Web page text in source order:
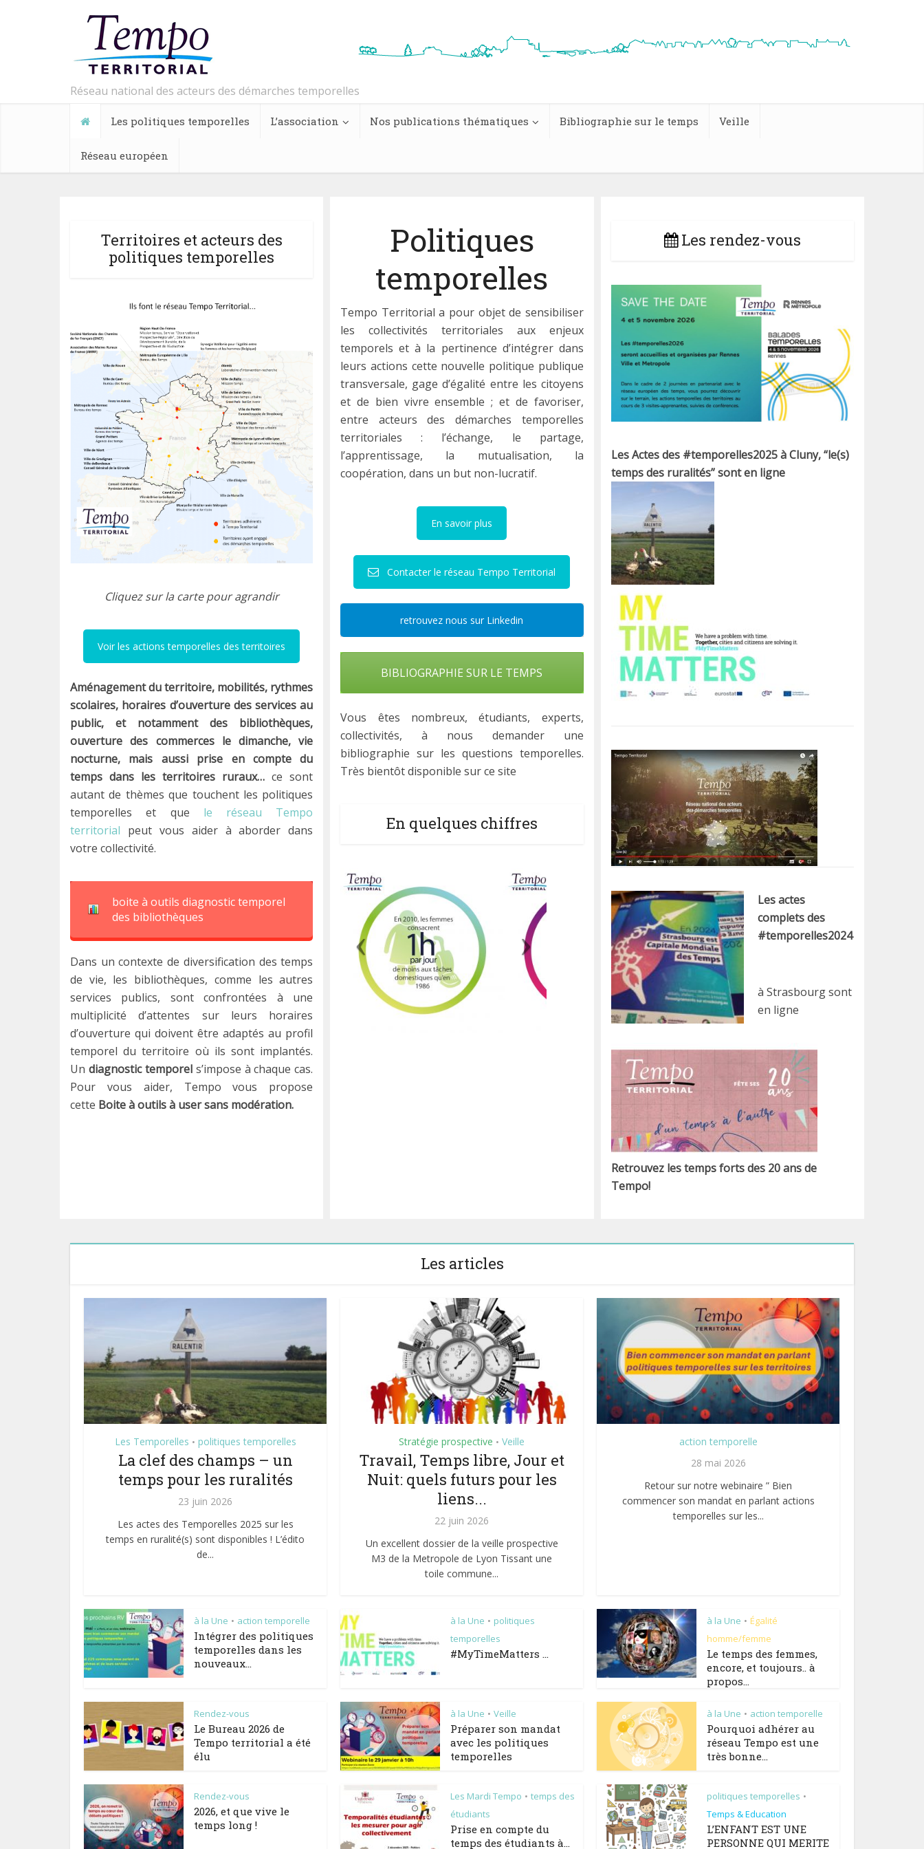
Réseau national des acteurs des démarches temporelles
Les politiques temporelles L’association Nos publications thématiques Bibliographie sur le temps Veille
Réseau européen
Territoires et acteurs des
politiques temporelles
Cliquez sur la carte pour agrandir
Voir les actions temporelles des territoires
Aménagement du territoire, mobilités, rythmes
scolaires, horaires d’ouverture des services au
public, et notamment des bibliothèques,
ouverture des commerces le dimanche, vie
nocturne, mais aussi prise en compte du
temps dans les territoires ruraux… ce sont
autant de thèmes que touchent les politiques
temporelles et que le réseau Tempo
territorial peut vous aider à aborder dans
votre collectivité.
boite à outils diagnostic temporel
des bibliothèques
Dans un contexte de diversification des temps
de vie, les bibliothèques, comme les autres
services publics, sont confrontées à une
multiplicité d’attentes sur leurs horaires
d’ouverture qui doivent être adaptés au profil
temporel du territoire où ils sont implantés.
Un diagnostic temporel s’impose à chaque cas.
Pour vous aider, Tempo vous propose
cette Boite à outils à user sans modération.
Politiques
temporelles
Tempo Territorial a pour objet de sensibiliser
les collectivités territoriales aux enjeux
temporels et à la pertinence d’intégrer dans
leurs actions cette nouvelle politique publique
transversale, gage d’égalité entre les citoyens
et de bien vivre ensemble ; et de favoriser,
entre acteurs des démarches temporelles
territoriales : l’échange, le partage,
l’apprentissage, la mutualisation, la
coopération, dans un but non-lucratif.
En savoir plus
Contacter le réseau Tempo Territorial
retrouvez nous sur Linkedin
BIBLIOGRAPHIE SUR LE TEMPS
Vous êtes nombreux, étudiants, experts,
collectivités, à nous demander une
bibliographie sur les questions temporelles.
Très bientôt disponible sur ce site
En quelques chiffres
Les rendez-vous
Les Actes des #temporelles2025 à Cluny, “le(s)
temps des ruralités” sont en ligne
Les actes
complets des
#temporelles2024
à Strasbourg sont
en ligne
Retrouvez les temps forts des 20 ans de
Tempo!
Les articles
Les Temporelles • politiques temporelles
La clef des champs – un
temps pour les ruralités
23 juin 2026
Les actes des Temporelles 2025 sur les
temps en ruralité(s) sont disponibles ! L’édito
de...
Stratégie prospective • Veille
Travail, Temps libre, Jour et
Nuit: quels futurs pour les
liens...
22 juin 2026
Un excellent dossier de la veille prospective
M3 de la Metropole de Lyon Tissant une
toile commune...
action temporelle
28 mai 2026
Retour sur notre webinaire ” Bien
commencer son mandat en parlant actions
temporelles sur les...
à la Une • action temporelle
Intégrer des politiques
temporelles dans les
nouveaux...
à la Une • politiques
temporelles
#MyTimeMatters …
à la Une • Égalité
homme/femme
Le temps des femmes,
encore, et toujours.. à
propos...
Rendez-vous
Le Bureau 2026 de
Tempo territorial a été
élu
à la Une • Veille
Préparer son mandat
avec les politiques
temporelles
à la Une • action temporelle
Pourquoi adhérer au
réseau Tempo est une
très bonne...
Rendez-vous
2026, et que vive le
temps long !
Les Mardi Tempo • temps des
étudiants
Prise en compte du
temps des étudiants à...
politiques temporelles •
Temps & Education
L’ENFANT EST UNE
PERSONNE QUI MERITE